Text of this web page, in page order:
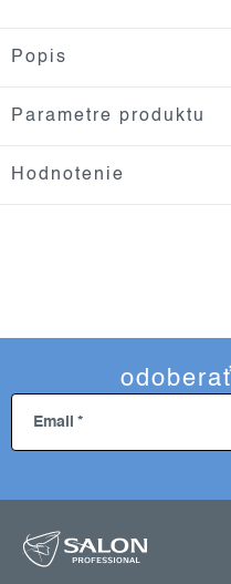
Popis
Parametre produktu
Hodnotenie
Email